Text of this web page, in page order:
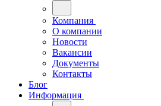
Компания
О компании
Новости
Вакансии
Документы
Контакты
Блог
Информация